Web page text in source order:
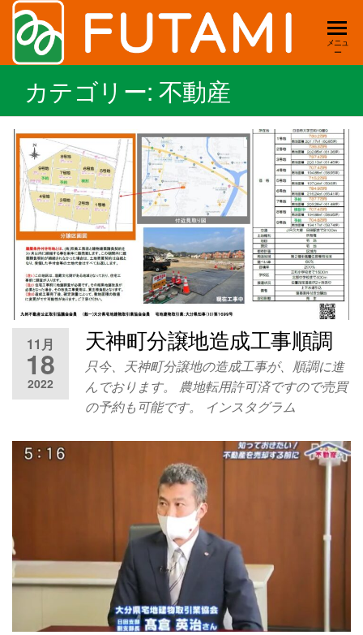
双美
工務
｜新
築・
リ
フ
ォー
ム・
店舗
｜大
分県
日田
市
築・
ム・
店舗
デザ
イ
ン・
賃
貸・
土
地
住ま
いの
事は
全て
お任
せく
ださ
メニュ
ー
カテゴリー: 不動産
11月
18
2022
天神町分譲地造成工事順調
只今、天神町分譲地の造成工事が、順調に進
んでおります。 農地転用許可済ですので売買
の予約も可能です。 インスタグラム